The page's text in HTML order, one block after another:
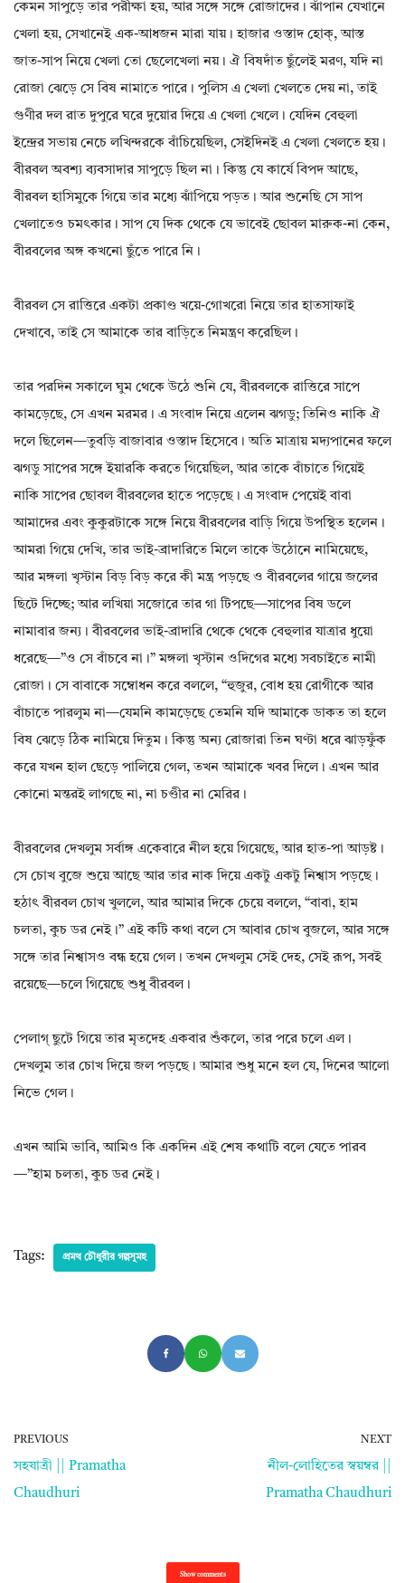
কেমন সাপুড়ে তার পরীক্ষা হয়, আর সঙ্গে সঙ্গে রোজাদের। ঝাঁপান যেখানে
খেলা হয়, সেখানেই এক-আধজন মারা যায়। হাজার ওস্তাদ হোক্, আস্ত
জাত-সাপ নিয়ে খেলা তো ছেলেখেলা নয়। ঐ বিষদাঁত ছুঁলেই মরণ, যদি না
রোজা ঝেড়ে সে বিষ নামাতে পারে। পুলিস এ খেলা খেলতে দেয় না, তাই
গুণীর দল রাত দুপুরে ঘরে দুয়োর দিয়ে এ খেলা খেলে। যেদিন বেহুলা
ইন্দ্রের সভায় নেচে লখিন্দরকে বাঁচিয়েছিল, সেইদিনই এ খেলা খেলতে হয়।
বীরবল অবশ্য ব্যবসাদার সাপুড়ে ছিল না। কিন্তু যে কার্যে বিপদ আছে,
বীরবল হাসিমুকে গিয়ে তার মধ্যে ঝাঁপিয়ে পড়ত। আর শুনেছি সে সাপ
খেলাতেও চমৎকার। সাপ যে দিক থেকে যে ভাবেই ছোবল মারুক-না কেন,
বীরবলের অঙ্গ কখনো ছুঁতে পারে নি।
বীরবল সে রাত্তিরে একটা প্রকাণ্ড খয়ে-গোখরো নিয়ে তার হাতসাফাই
দেখাবে, তাই সে আমাকে তার বাড়িতে নিমন্ত্রণ করেছিল।
তার পরদিন সকালে ঘুম থেকে উঠে শুনি যে, বীরবলকে রাত্তিরে সাপে
কামড়েছে, সে এখন মরমর। এ সংবাদ নিয়ে এলেন ঝগডু; তিনিও নাকি ঐ
দলে ছিলেন—তুবড়ি বাজাবার ওস্তাদ হিসেবে। অতি মাত্রায় মদ্যপানের ফলে
ঝগডু সাপের সঙ্গে ইয়ারকি করতে গিয়েছিল, আর তাকে বাঁচাতে গিয়েই
নাকি সাপের ছোবল বীরবলের হাতে পড়েছে। এ সংবাদ পেয়েই বাবা
আমাদের এবং কুকুরটাকে সঙ্গে নিয়ে বীরবলের বাড়ি গিয়ে উপস্থিত হলেন।
আমরা গিয়ে দেখি, তার ভাই-ব্রাদারিতে মিলে তাকে উঠোনে নামিয়েছে,
আর মঙ্গলা খৃস্টান বিড় বিড় করে কী মন্ত্র পড়ছে ও বীরবলের গায়ে জলের
ছিটে দিচ্ছে; আর লখিয়া সজোরে তার গা টিপছে—সাপের বিষ ডলে
নামাবার জন্য। বীরবলের ভাই-ব্রাদারি থেকে থেকে বেহুলার যাত্রার ধুয়ো
ধরেছে—”ও সে বাঁচবে না।” মঙ্গলা খৃস্টান ওদিগের মধ্যে সবচাইতে নামী
রোজা। সে বাবাকে সম্বোধন করে বললে, “হুজুর, বোধ হয় রোগীকে আর
বাঁচাতে পারলুম না—যেমনি কামড়েছে তেমনি যদি আমাকে ডাকত তা হলে
বিষ ঝেড়ে ঠিক নামিয়ে দিতুম। কিন্তু অন্য রোজারা তিন ঘণ্টা ধরে ঝাড়ফুঁক
করে যখন হাল ছেড়ে পালিয়ে গেল, তখন আমাকে খবর দিলে। এখন আর
কোনো মন্তরই লাগছে না, না চণ্ডীর না মেরির।
বীরবলের দেখলুম সর্বাঙ্গ একেবারে নীল হয়ে গিয়েছে, আর হাত-পা আড়ষ্ট।
সে চোখ বুজে শুয়ে আছে আর তার নাক দিয়ে একটু একটু নিশ্বাস পড়ছে।
হঠাৎ বীরবল চোখ খুললে, আর আমার দিকে চেয়ে বললে, “বাবা, হাম
চলতা, কুচ ডর নেই।” এই কটি কথা বলে সে আবার চোখ বুজলে, আর সঙ্গে
সঙ্গে তার নিশ্বাসও বন্ধ হয়ে গেল। তখন দেখলুম সেই দেহ, সেই রূপ, সবই
রয়েছে—চলে গিয়েছে শুধু বীরবল।
পেলাগ্ ছুটে গিয়ে তার মৃতদেহ একবার শুঁকলে, তার পরে চলে এল।
দেখলুম তার চোখ দিয়ে জল পড়ছে। আমার শুধু মনে হল যে, দিনের আলো
নিভে গেল।
এখন আমি ভাবি, আমিও কি একদিন এই শেষ কথাটি বলে যেতে পারব
—”হাম চলতা, কুচ ডর নেই।
Tags: প্রমথ চৌধুরীর গল্পসূমহ
PREVIOUS
সহযাত্রী || Pramatha
Chaudhuri
NEXT
নীল-লোহিতের স্বয়ম্বর ||
Pramatha Chaudhuri
Show comments